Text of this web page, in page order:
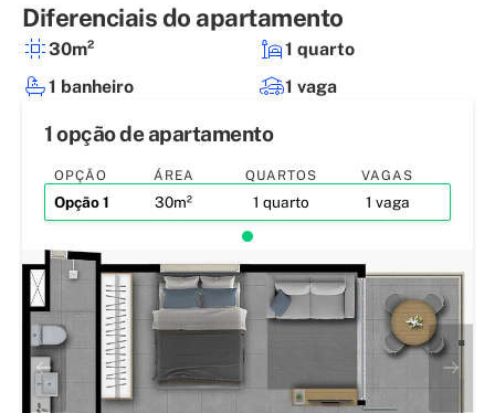
Diferenciais do apartamento
30m²
1 quarto
1 banheiro
1 vaga
1 opção de apartamento
OPÇÃO ÁREA QUARTOS VAGAS
Opção1 30m² 1 quarto 1 vaga